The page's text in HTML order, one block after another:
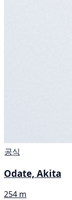
공식
Odate, Akita
254 m